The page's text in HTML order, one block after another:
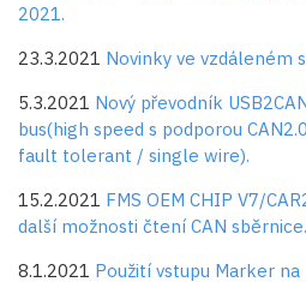
2021.
23.3.2021 Novinky ve vzdáleném
5.3.2021 Nový převodník
bus(high speed s podporou
fault tolerant / single wire).
15.2.2021 FMS OEM CHIP V7/
další možnosti čtení CAN sběrnice.
8.1.2021 Použití vstupu Marker na